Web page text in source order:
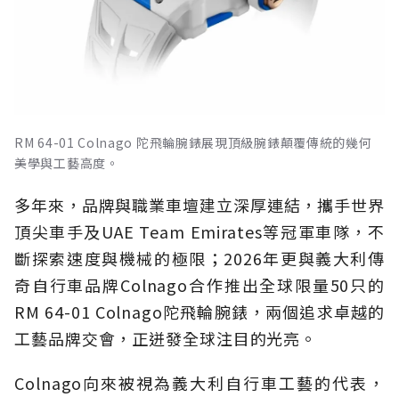
RM 64-01 Colnago 陀飛輪腕錶展現頂級腕錶顛覆傳統的幾何
美學與工藝高度。
多年來，品牌與職業車壇建立深厚連結，攜手世界
頂尖車手及UAE Team Emirates等冠軍車隊，不
斷探索速度與機械的極限；2026年更與義大利傳
奇自行車品牌Colnago合作推出全球限量50只的
RM 64-01 Colnago陀飛輪腕錶，兩個追求卓越的
工藝品牌交會，正迸發全球注目的光亮。
Colnago向來被視為義大利自行車工藝的代表，